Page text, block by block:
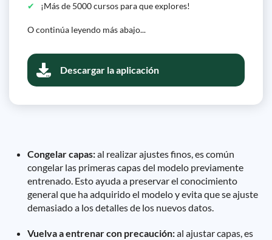
¡Más de 5000 cursos para que explores!
O continúa leyendo más abajo...
Descargar la aplicación
Congelar capas:al realizar ajustes finos, es común
congelar las primeras capas del modelo previamente
entrenado. Esto ayuda a preservar el conocimiento
general que ha adquirido el modelo y evita que se ajuste
demasiado a los detalles de los nuevos datos.
Vuelva a entrenar con precaución:al ajustar capas, es